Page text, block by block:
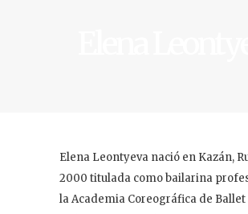
Eventos
Elena Leontyeva nació en Kazán,
2000 titulada como bailarina
la Academia Coreográfica de Ballet